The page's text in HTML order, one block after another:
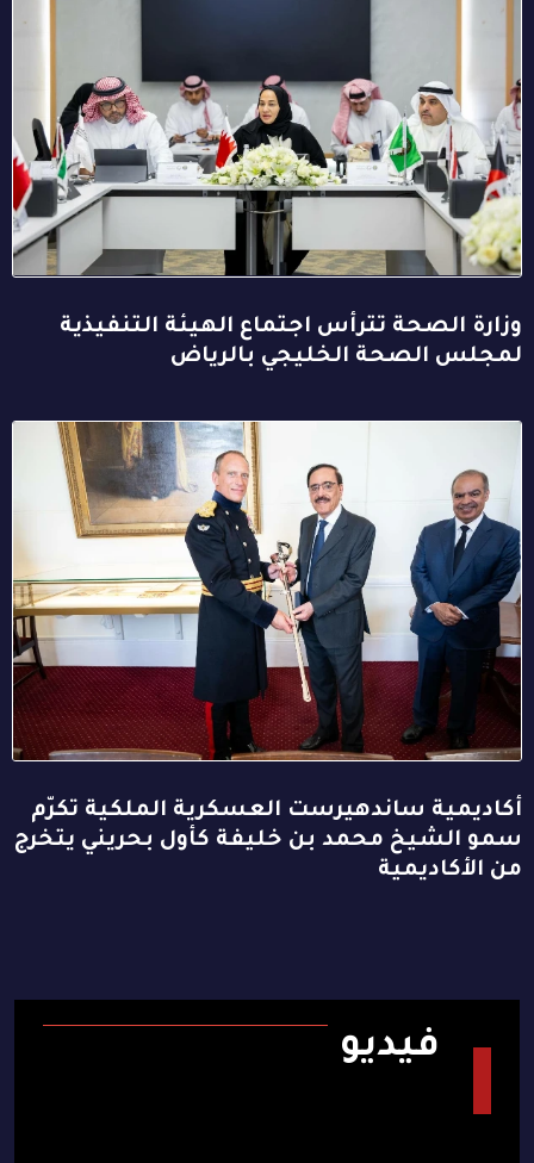
وزارة الصحة تترأس اجتماع الهيئة التنفيذية
لمجلس الصحة الخليجي بالرياض
أكاديمية ساندهيرست العسكرية الملكية تكرّم
سمو الشيخ محمد بن خليفة كأول بحريني يتخرج
من الأكاديمية
فيديو